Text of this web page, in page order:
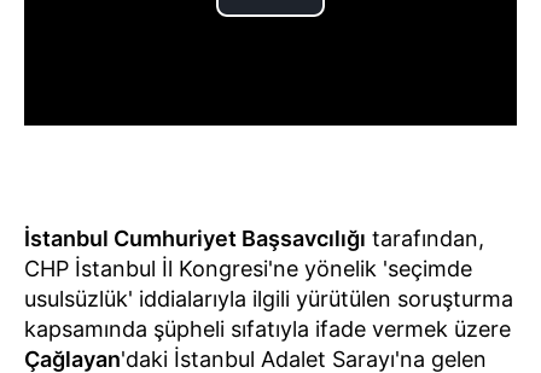
İstanbul Cumhuriyet Başsavcılığı tarafından,
CHP İstanbul İl Kongresi'ne yönelik 'seçimde
usulsüzlük' iddialarıyla ilgili yürütülen soruşturma
kapsamında şüpheli sıfatıyla ifade vermek üzere
Çağlayan'daki İstanbul Adalet Sarayı'na gelen